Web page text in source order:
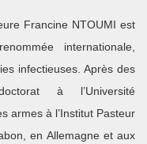
Francine NTOUMI est
internationale,
infectieuses. Après des
à l’Université
armes à l’Institut Pasteur
en Allemagne et aux